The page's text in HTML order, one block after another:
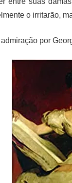
o irritarão,
por